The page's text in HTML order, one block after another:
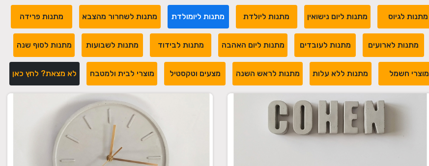
מתנות לגיוס מתנות ליום נישואין מתנות ליולדת מתנות ליומולדת מתנות לשחרור מהצבא מתנות פרידה
מתנות לארועים מתנות לעובדים מתנות ליום האהבה מתנות לבידוד מתנות לשבועות מתנות לסוף שנה
מוצרי חשמל מתנות ללא עלות מתנות לראש השנה מצעים וטקסטיל מוצרי לבית ולמטבח לא מצאת? לחץ כאן